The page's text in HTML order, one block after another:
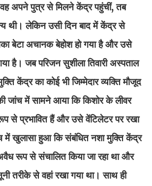
अपने पुत्र से मिलने केंद्र पहुंचीं, तब
थी। लेकिन उसी दिन बाद में केंद्र से
बेटा अचानक बेहोश हो गया है और उसे
है। जब परिजन सुशीला तिवारी अस्पताल
केंद्र का कोई भी जिम्मेदार व्यक्ति मौजूद
जांच में सामने आया कि किशोर के लीवर
से प्रभावित हैं और उसे वेंटिलेटर पर रखा
में खुलासा हुआ कि संबंधित नशा मुक्ति केंद्र
रूप से संचालित किया जा रहा था और
तरीके से वहां रखा गया था। साथ ही